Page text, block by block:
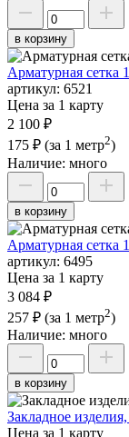
в корзину
Арматурная сетка
артикул: 6521
Цена за 1 карту
2 100 ₽
175 ₽ (за 1 метр2)
Наличие: много
в корзину
Арматурная сетка
артикул: 6495
Цена за 1 карту
3 084 ₽
257 ₽ (за 1 метр2)
Наличие: много
в корзину
Закладное
Цена за 1 карту